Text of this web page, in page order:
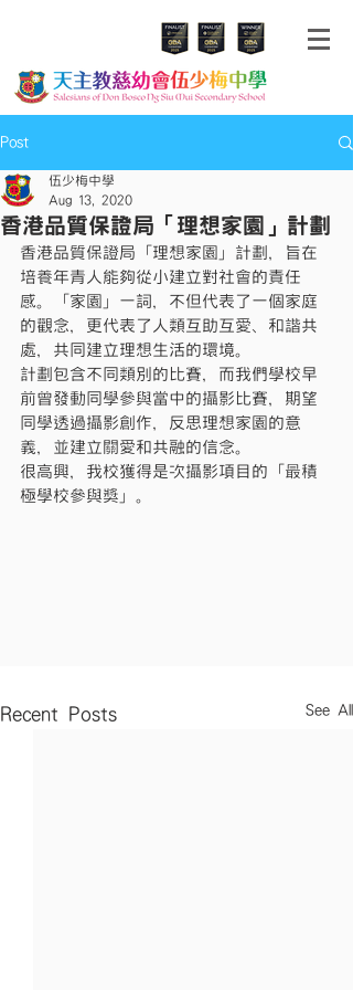
Post
香港品質保證局「理想家園」計劃
伍少梅中學
Aug 13, 2020
香港品質保證局「理想家園」計劃，旨在
培養年青人能夠從小建立對社會的責任
感。「家園」一詞，不但代表了一個家庭
的觀念，更代表了人類互助互愛、和諧共
處，共同建立理想生活的環境。
計劃包含不同類別的比賽，而我們學校早
前曾發動同學參與當中的攝影比賽，期望
同學透過攝影創作，反思理想家園的意
義，並建立關愛和共融的信念。
很高興，我校獲得是次攝影項目的「最積
極學校參與獎」。
Recent Posts See All